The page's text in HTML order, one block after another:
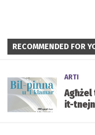
RECOMMENDED FOR
ARTI
Agħżel
it-